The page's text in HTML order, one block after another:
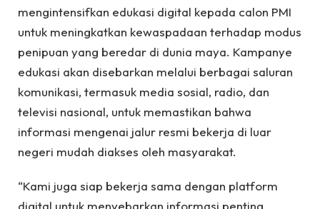
mengintensifkan edukasi digital kepada calon PMI
untuk meningkatkan kewaspadaan terhadap modus
penipuan yang beredar di dunia maya. Kampanye
edukasi akan disebarkan melalui berbagai saluran
komunikasi, termasuk media sosial, radio, dan
televisi nasional, untuk memastikan bahwa
informasi mengenai jalur resmi bekerja di luar
negeri mudah diakses oleh masyarakat.
“Kami juga siap bekerja sama dengan platform
digital untuk menyebarkan informasi penting